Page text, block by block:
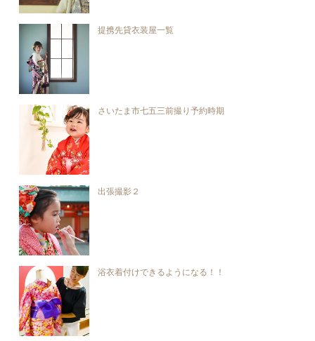
提携先貸衣装屋一覧
さいたま市七五三前撮り予約時期
出張撮影２
浴衣着付けできるようになる！！